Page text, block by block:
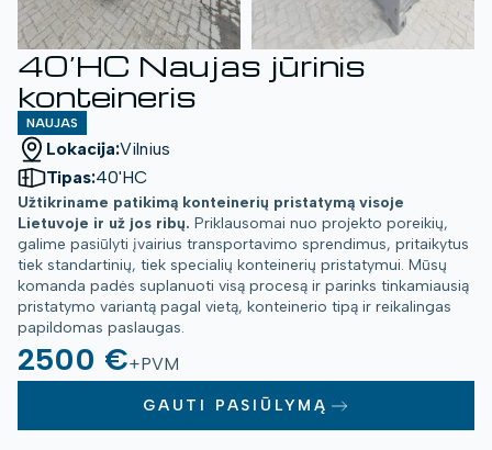
40’HC Naujas jūrinis
konteineris
NAUJAS
Lokacija:Vilnius
Tipas:40'HC
Užtikriname patikimą konteinerių pristatymą visoje
Lietuvoje ir už jos ribų. Priklausomai nuo projekto poreikių,
galime pasiūlyti įvairius transportavimo sprendimus, pritaikytus
tiek standartinių, tiek specialių konteinerių pristatymui. Mūsų
komanda padės suplanuoti visą procesą ir parinks tinkamiausią
pristatymo variantą pagal vietą, konteinerio tipą ir reikalingas
papildomas paslaugas.
2500 €+PVM
GAUTI PASIŪLYMĄ